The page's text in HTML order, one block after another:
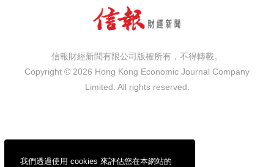
我們透過使用 cookies 來評估您在本網站的
信報財經新聞有限公司版權所有，不得轉載。
Copyright © 2026 Hong Kong Economic Journal Company
Limited. All rights reserved.